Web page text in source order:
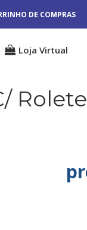
DE COMPRAS
Loja Virtual